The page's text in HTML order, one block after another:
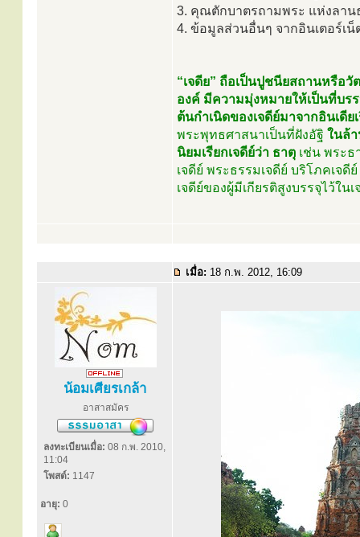
3. คุณตักบาตรถามพระ แห่งลาน
4. ข้อมูลส่วนอื่นๆ จากอินเตอร์เน็
“เจดีย” ถือเป็นปูชนียสถานหรือ
องค์ มีความมุ่งหมายให้เป็นที่บร
ต้นกำเนิดของเจดีย์มาจากอินเดี
พระพุทธศาสนาเป็นที่ฝังอัฐิ ในล้า
นิยมเรียกเจดีย์ว่า ธาตุ เช่น พระ
เจดีย์ พระธรรมเจดีย์ บริโภคเ
เจดีย์ของผู้มีเกียรติสูงบรรจุไว้ใ
เมื่อ: 18 ก.พ. 2012, 16:09
น้อมเศียรเกล้า
อาสาสมัคร
ลงทะเบียนเมื่อ: 08 ก.พ. 2010,
11:04
โพสต์: 1147
อายุ: 0